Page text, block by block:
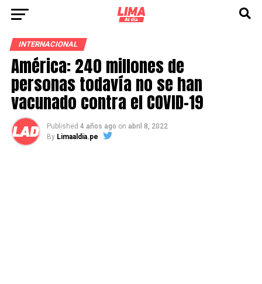
INTERNACIONAL
América: 240 millones de
personas todavía no se han
vacunado contra el COVID-19
Published 4 años ago on abril 8, 2022
By Limaaldia.pe